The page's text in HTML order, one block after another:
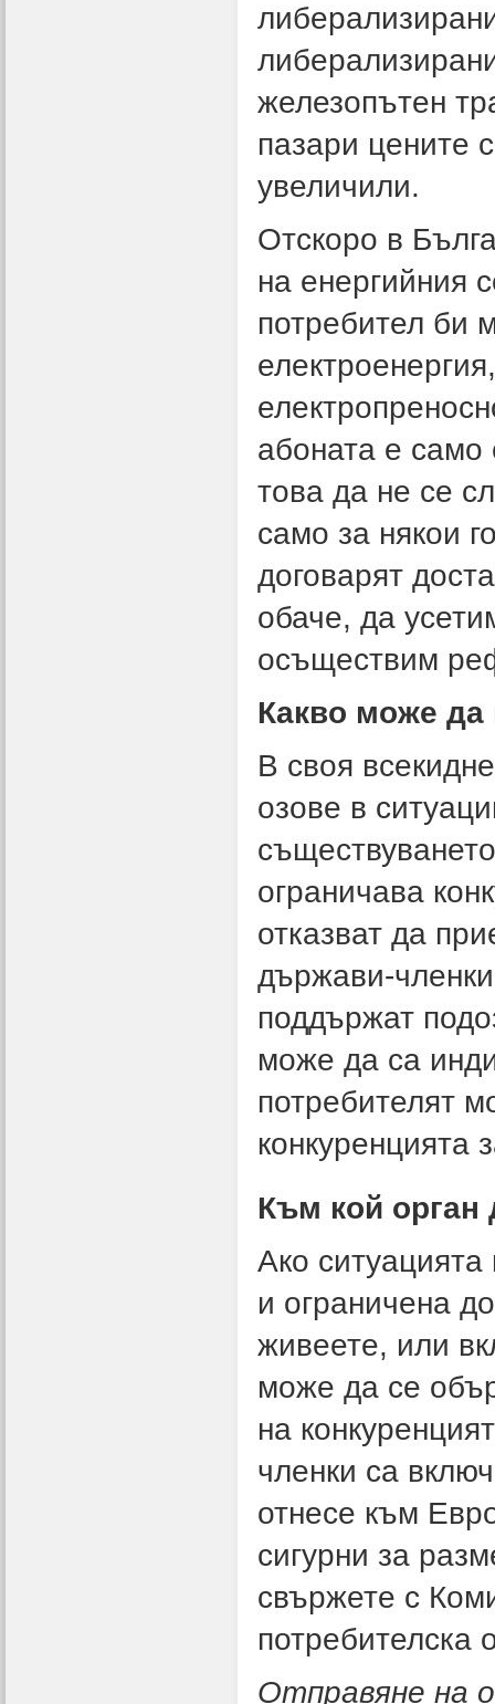
железопътен
пазари цените
увеличили.
Отскоро в
на енергийния
потребител би
абоната е само
това да не се
само за някои
договарят
обаче, да
осъществим
Какво може да
В своя
озове в
ограничава
отказват да
държави-
поддържат
може да са
потребителят
конкуренцията
Към кой орган
Ако
и ограничена
живеете, или
може да се
на
членки са
отнесе към
сигурни за
свържете с
потребителска
Отправяне на